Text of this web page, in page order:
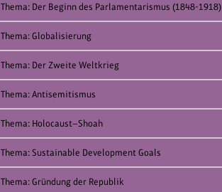
Thema: Der Beginn des Parlamentarismus (1848-1918)
Thema: Globalisierung
Thema: Der Zweite Weltkrieg
Thema: Antisemitismus
Thema: Holocaust—Shoah
Thema: Sustainable Development Goals
Thema: Gründung der Republik